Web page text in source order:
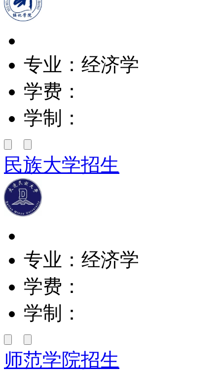
专业：经济学
学费：
学制：
民族大学招生
专业：经济学
学费：
学制：
师范学院招生